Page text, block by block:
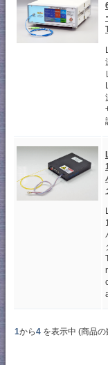
1から4 を表示中 (商品の